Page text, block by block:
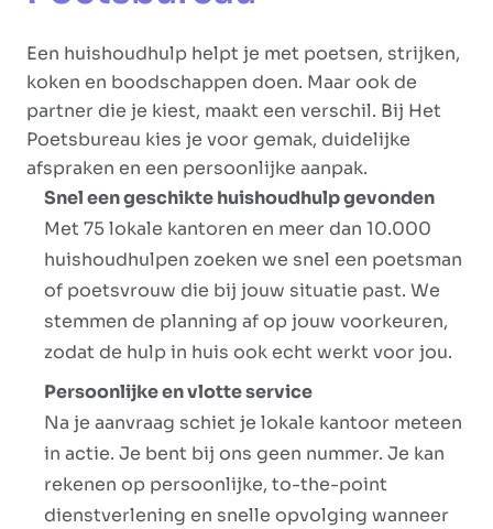
Een huishoudhulp helpt je met poetsen, strijken,
koken en boodschappen doen. Maar ook de
partner die je kiest, maakt een verschil. Bij Het
Poetsbureau kies je voor gemak, duidelijke
afspraken en een persoonlijke aanpak.
Snel een geschikte huishoudhulp gevonden
Met 75 lokale kantoren en meer dan 10.000
huishoudhulpen zoeken we snel een poetsman
of poetsvrouw die bij jouw situatie past. We
stemmen de planning af op jouw voorkeuren,
zodat de hulp in huis ook echt werkt voor jou.
Persoonlijke en vlotte service
Na je aanvraag schiet je lokale kantoor meteen
in actie. Je bent bij ons geen nummer. Je kan
rekenen op persoonlijke, to-the-point
dienstverlening en snelle opvolging wanneer